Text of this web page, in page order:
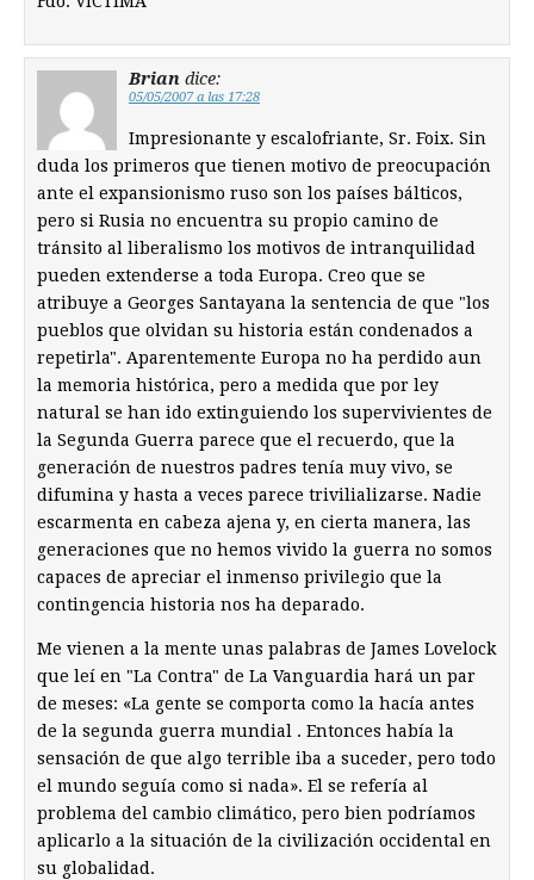
Brian dice:
05/05/2007 a las 17:28
Impresionante y escalofriante, Sr. Foix. Sin
duda los primeros que tienen motivo de preocupación
ante el expansionismo ruso son los países bálticos,
pero si Rusia no encuentra su propio camino de
tránsito al liberalismo los motivos de intranquilidad
pueden extenderse a toda Europa. Creo que se
atribuye a Georges Santayana la sentencia de que "los
pueblos que olvidan su historia están condenados a
repetirla". Aparentemente Europa no ha perdido aun
la memoria histórica, pero a medida que por ley
natural se han ido extinguiendo los supervivientes de
la Segunda Guerra parece que el recuerdo, que la
generación de nuestros padres tenía muy vivo, se
difumina y hasta a veces parece trivilializarse. Nadie
escarmenta en cabeza ajena y, en cierta manera, las
generaciones que no hemos vivido la guerra no somos
capaces de apreciar el inmenso privilegio que la
contingencia historia nos ha deparado.
Me vienen a la mente unas palabras de James Lovelock
que leí en "La Contra" de La Vanguardia hará un par
de meses: «La gente se comporta como la hacía antes
de la segunda guerra mundial . Entonces había la
sensación de que algo terrible iba a suceder, pero todo
el mundo seguía como si nada». El se refería al
problema del cambio climático, pero bien podríamos
aplicarlo a la situación de la civilización occidental en
su globalidad.